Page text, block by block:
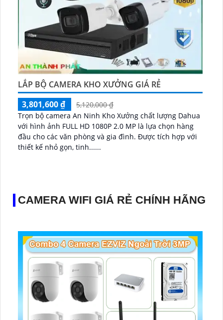
LẮP BỘ CAMERA KHO XƯỞNG GIÁ RẺ
3,801,600 ₫
5,120,000 ₫
Trọn bộ camera An Ninh Kho Xưởng chất lượng Dahua
với hình ảnh FULL HD 1080P 2.0 MP là lựa chọn hàng
đầu cho các văn phòng và gia đình. Được tích hợp với
thiết kế nhỏ gọn, tinh......
CAMERA WIFI GIÁ RẺ CHÍNH HÃNG